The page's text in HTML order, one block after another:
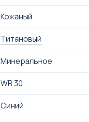
Кожаный
Титановый
Минеральное
WR 30
Синий